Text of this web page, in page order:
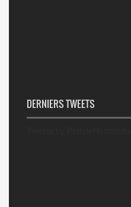
DERNIERS TWEETS